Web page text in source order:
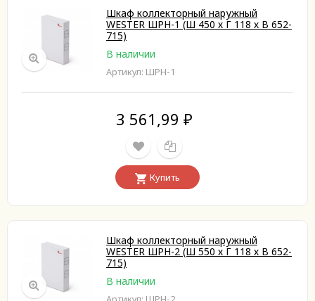
Шкаф коллекторный наружный
WESTER ШРН-1 (Ш 450 х Г 118 х В 652-
715)
В наличии
Артикул: ШРН-1
3 561,99 ₽
Купить
Шкаф коллекторный наружный
WESTER ШРН-2 (Ш 550 х Г 118 х В 652-
715)
В наличии